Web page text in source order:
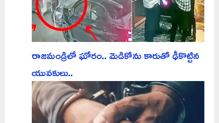
రాజమండ్రిలో ఘోరం.. మెడికోను కారుతో ఢీకొట్టిన
యువకులు..